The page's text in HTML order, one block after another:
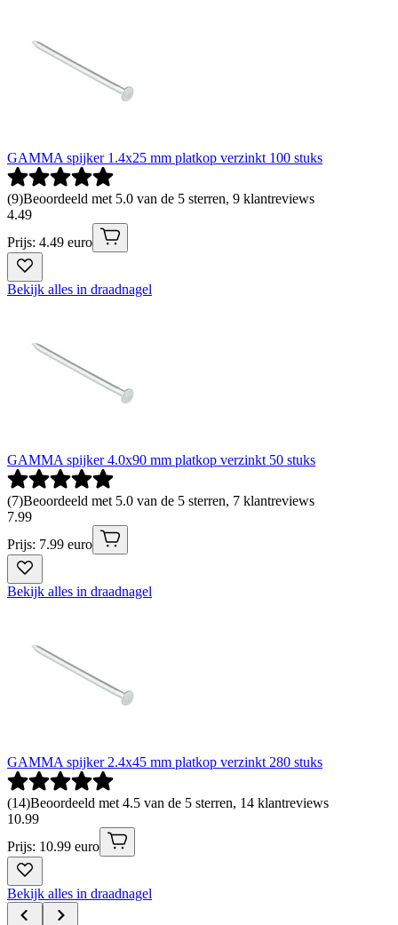
GAMMA spijker 1.4x25 mm platkop verzinkt 100 stuks
(9)Beoordeeld met 5.0 van de 5 sterren, 9 klantreviews
4.49
Prijs: 4.49 euro
Bekijk alles in draadnagel
GAMMA spijker 4.0x90 mm platkop verzinkt 50 stuks
(7)Beoordeeld met 5.0 van de 5 sterren, 7 klantreviews
7.99
Prijs: 7.99 euro
Bekijk alles in draadnagel
GAMMA spijker 2.4x45 mm platkop verzinkt 280 stuks
(14)Beoordeeld met 4.5 van de 5 sterren, 14 klantreviews
10.99
Prijs: 10.99 euro
Bekijk alles in draadnagel